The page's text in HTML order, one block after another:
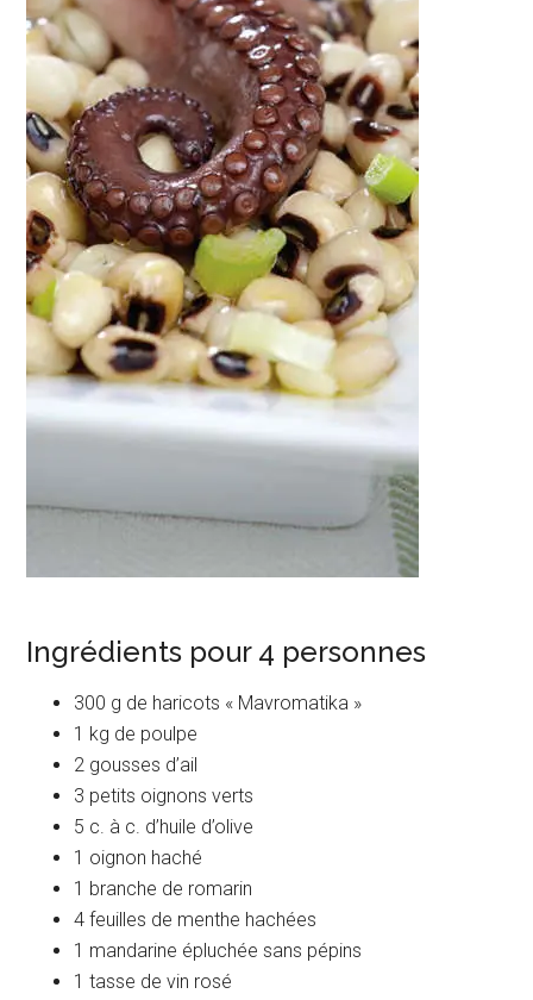
Ingrédients pour 4 personnes
300 g de haricots « Mavromatika »
1 kg de poulpe
2 gousses d’ail
3 petits oignons verts
5 c. à c. d’huile d’olive
1 oignon haché
1 branche de romarin
4 feuilles de menthe hachées
1 mandarine épluchée sans pépins
1 tasse de vin rosé